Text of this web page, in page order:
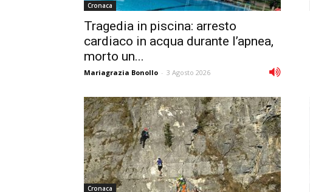
Cronaca
Tragedia in piscina: arresto
cardiaco in acqua durante l’apnea,
morto un...
Mariagrazia Bonollo - 3 Agosto 2026
Cronaca